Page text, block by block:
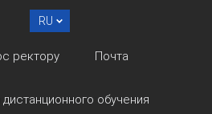
RU
ректору Почта
обучения